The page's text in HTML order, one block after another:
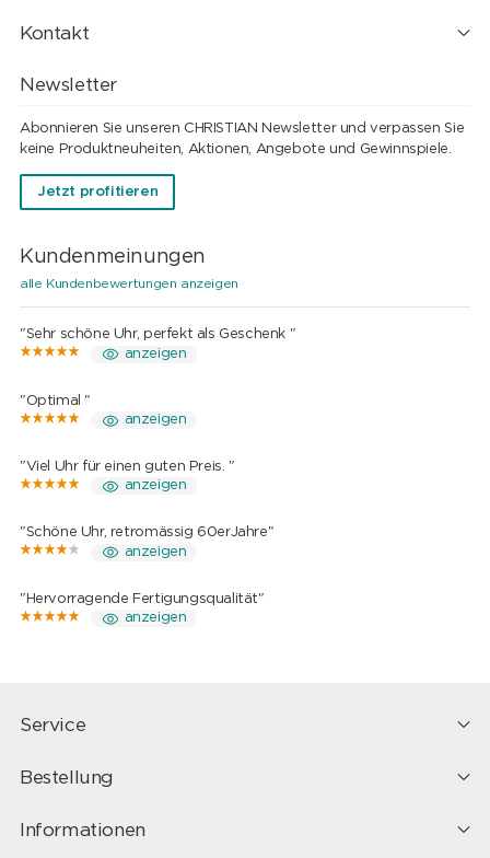
Kontakt
Newsletter
Abonnieren Sie unseren CHRISTIAN Newsletter und verpassen Sie
keine Produktneuheiten, Aktionen, Angebote und Gewinnspiele.
Jetzt profitieren
Kundenmeinungen
alle Kundenbewertungen anzeigen
"Sehr schöne Uhr, perfekt als Geschenk "
anzeigen
"Optimal "
anzeigen
"Viel Uhr für einen guten Preis. "
anzeigen
"Schöne Uhr, retromässig 60erJahre"
anzeigen
"Hervorragende Fertigungsqualität"
anzeigen
Service
Bestellung
Informationen